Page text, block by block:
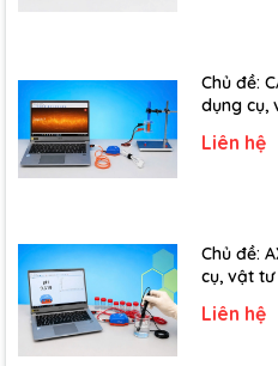
Giá trị mang lại
- Giúp học sinh hiểu rõ nguyên lý
tái tạo
Chủ đề:
dụng cụ,
Liên hệ
Chủ đề:
cụ, vật
Liên hệ